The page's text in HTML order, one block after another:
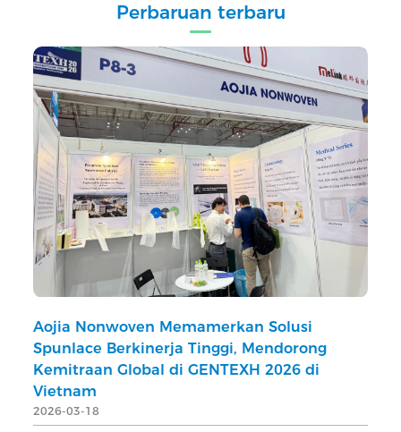
Perbaruan terbaru
Aojia Nonwoven Memamerkan Solusi
Spunlace Berkinerja Tinggi, Mendorong
Kemitraan Global di GENTEXH 2026 di
Vietnam
2026-03-18